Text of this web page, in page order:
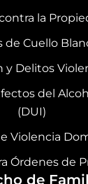
la
de Cuello
y Delitos
del
(DUI)
Violencia
Órdenes de
de